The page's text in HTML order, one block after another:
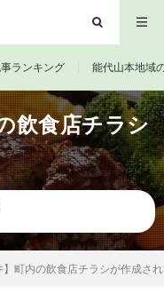
ランキング 能代山本地域
飲食店チラシ
】町内の飲食店チラシが作成さ